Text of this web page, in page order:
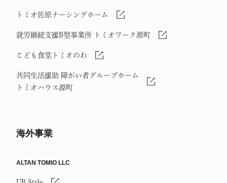
トミオ佐原ナーシングホーム
就労継続支援B型事業所 トミオワーク源町
こども食堂トミオのわ
共同生活援助 障がい者グループホーム
トミオハウス源町
海外事業
ALTAN TOMIO LLC